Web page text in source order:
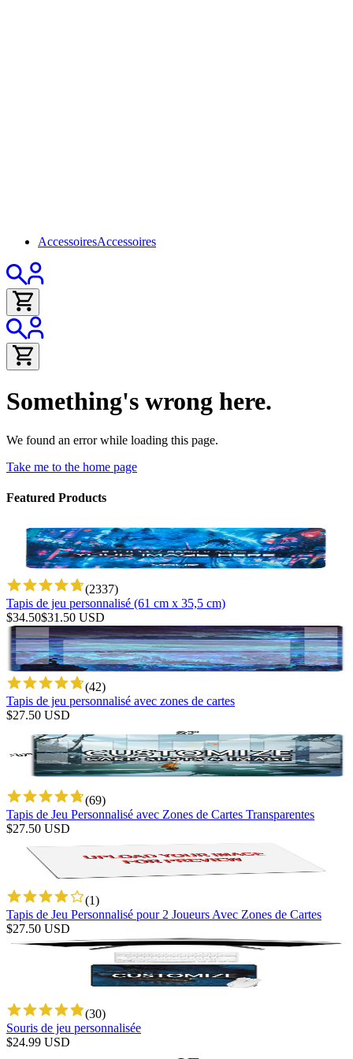
AccessoiresAccessoires
Something's wrong here.
We found an error while loading this page.
Take me to the home page
Featured Products
(2337)
Tapis de jeu personnalisé (61 cm x 35,5 cm)
$34.50$31.50 USD
(42)
Tapis de jeu personnalisé avec zones de cartes
$27.50 USD
(69)
Tapis de Jeu Personnalisé avec Zones de Cartes Transparentes
$27.50 USD
(1)
Tapis de Jeu Personnalisé pour 2 Joueurs Avec Zones de Cartes
$27.50 USD
(30)
Souris de jeu personnalisée
$24.99 USD